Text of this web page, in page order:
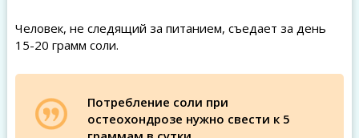
Человек, не следящий за питанием, съедает за день
15-20 грамм соли.
Потребление соли при
остеохондрозе нужно свести к 5